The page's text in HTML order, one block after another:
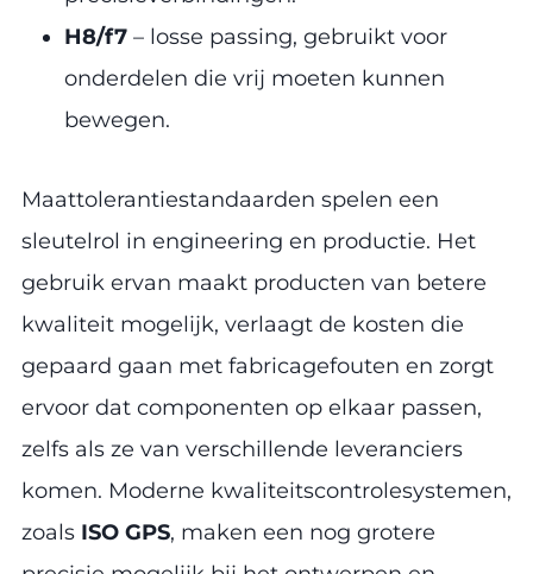
H8/f7 – losse passing, gebruikt voor
onderdelen die vrij moeten kunnen
bewegen.
Maattolerantiestandaarden spelen een
sleutelrol in engineering en productie. Het
gebruik ervan maakt producten van betere
kwaliteit mogelijk, verlaagt de kosten die
gepaard gaan met fabricagefouten en zorgt
ervoor dat componenten op elkaar passen,
zelfs als ze van verschillende leveranciers
komen. Moderne kwaliteitscontrolesystemen,
zoals ISO GPS, maken een nog grotere